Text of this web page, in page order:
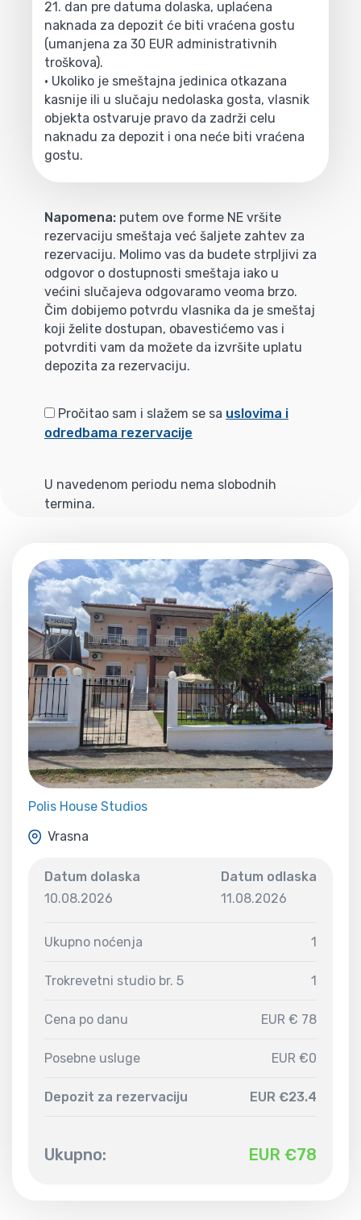
21. dan pre datuma dolaska, uplaćena
naknada za depozit će biti vraćena gostu
(umanjena za 30 EUR administrativnih
troškova).
• Ukoliko je smeštajna jedinica otkazana
kasnije ili u slučaju nedolaska gosta, vlasnik
objekta ostvaruje pravo da zadrži celu
naknadu za depozit i ona neće biti vraćena
gostu.
Napomena: putem ove forme NE vršite
rezervaciju smeštaja već šaljete zahtev za
rezervaciju. Molimo vas da budete strpljivi za
odgovor o dostupnosti smeštaja iako u
većini slučajeva odgovaramo veoma brzo.
Čim dobijemo potvrdu vlasnika da je smeštaj
koji želite dostupan, obavestićemo vas i
potvrditi vam da možete da izvršite uplatu
depozita za rezervaciju.
Pročitao sam i slažem se sa uslovima i
odredbama rezervacije
U navedenom periodu nema slobodnih
termina.
Polis House Studios
Vrasna
Datum dolaska
10.08.2026
Datum odlaska
11.08.2026
Ukupno noćenja 1
Trokrevetni studio br. 5 1
Cena po danu EUR € 78
Posebne usluge EUR €0
Depozit za rezervaciju EUR €23.4
Ukupno: EUR €78